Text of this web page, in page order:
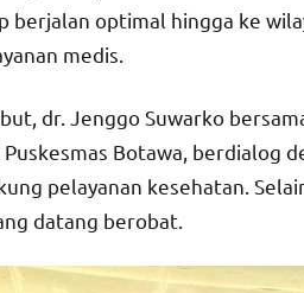
berjalan optimal hingga ke
medis.
dr. Jenggo Suwarko
Botawa, berdialog
pelayanan kesehatan.
datang berobat.